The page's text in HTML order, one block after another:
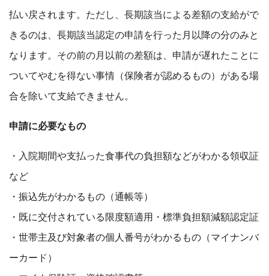
払い戻されます。ただし、長期該当による差額の支給がで
きるのは、長期該当認定の申請を行った月以降の分のみと
なります。その前の月以前の差額は、申請が遅れたことに
ついてやむを得ない事情（保険者が認めるもの）がある場
合を除いて支給できません。
申請に必要なもの
・入院期間や支払った食事代の負担額などがわかる領収証
など
・振込先がわかるもの（通帳等）
・既に交付されている限度額適用・標準負担額減額認定証
・世帯主及び対象者の個人番号がわかるもの（マイナンバ
ーカード）